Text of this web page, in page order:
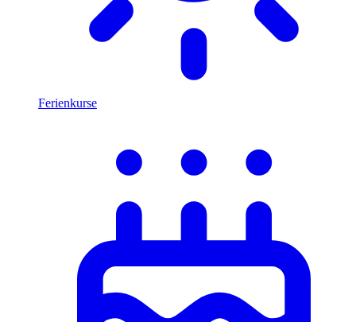
Ferienkurse